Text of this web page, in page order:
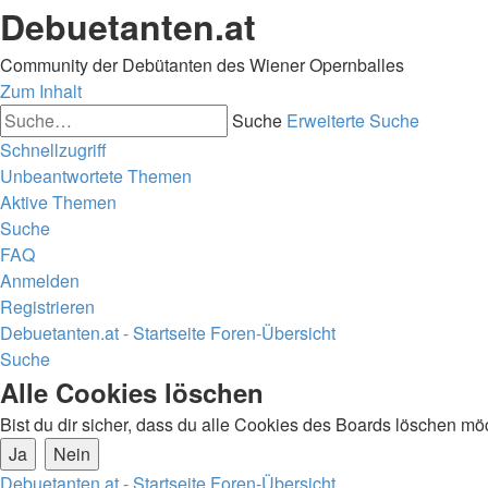
Debuetanten.at
Community der Debütanten des Wiener Opernballes
Zum Inhalt
Suche Erweiterte Suche
Schnellzugriff
Unbeantwortete Themen
Aktive Themen
Suche
FAQ
Anmelden
Registrieren
Debuetanten.at - Startseite Foren-Übersicht
Suche
Alle Cookies löschen
Bist du dir sicher, dass du alle Cookies des Boards löschen